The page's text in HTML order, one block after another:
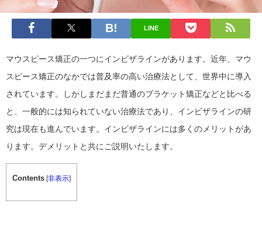
LINE
マウスピース矯正の一つにインビザラインがあります。近年、マウ
スピース矯正のなかでは普及率の高い治療法として、世界中に導入
されています。しかしまだまだ普通のブラケット矯正などと比べる
と、一般的には知られていない治療法であり、インビザラインの研
究は現在も進んでいます。インビザラインには多くのメリットがあ
ります。デメリットと共にご説明いたします。
Contents [非表示]